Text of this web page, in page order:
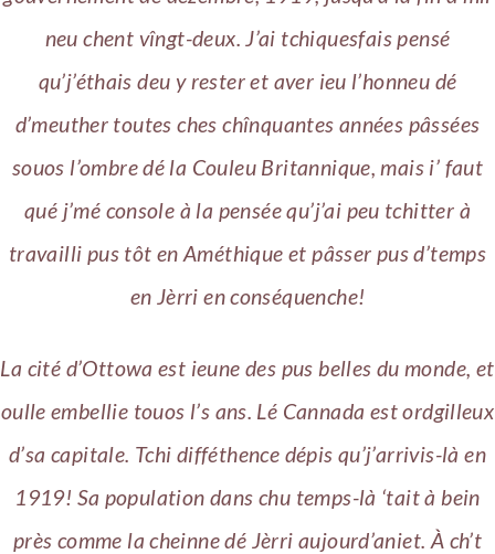
neu chent vîngt-deux. J’ai tchiquesfais pensé
qu’j’éthais deu y rester et aver ieu l’honneu dé
d’meuther toutes ches chînquantes années pâssées
souos l’ombre dé la Couleu Britannique, mais i’ faut
qué j’mé console à la pensée qu’j’ai peu tchitter à
travailli pus tôt en Améthique et pâsser pus d’temps
en Jèrri en conséquenche!
La cité d’Ottowa est ieune des pus belles du monde, et
oulle embellie touos l’s ans. Lé Cannada est ordgilleux
d’sa capitale. Tchi difféthence dépis qu’j’arrivis-là en
1919! Sa population dans chu temps-là ‘tait à bein
près comme la cheinne dé Jèrri aujourd’aniet. À ch’t